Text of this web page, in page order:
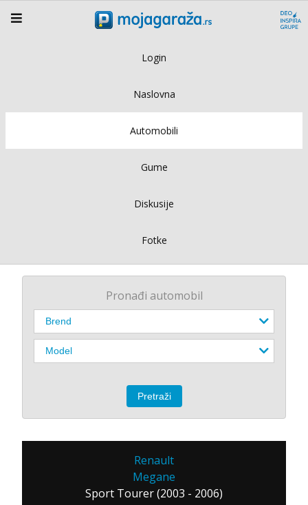
Login
Naslovna
Automobili
Gume
Diskusije
Fotke
Pronađi automobil
Renault
Megane
Sport Tourer (2003 - 2006)